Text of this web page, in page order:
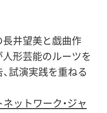
長井望美と戯曲作
人形芸能のルーツを
試演実践を重ねる
ットワーク・ジャ